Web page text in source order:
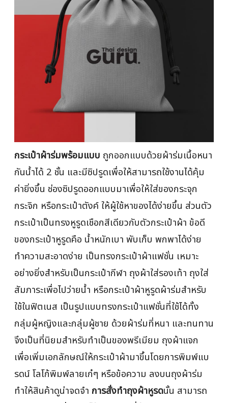
กระเป๋าผ้าร่มพร้อมแบบ ถูกออกแบบด้วยผ้าร่มเนื้อหนา
กันน้ำได้ 2 ชั้น และมีซิปรูดเพื่อให้สามารถใช้งานได้คุ้ม
ค่ายิ่งขึ้น ช่องซิปรูดออกแบบมาเพื่อให้ใส่ของกระจุก
กระจิก หรือกระเป๋าตังค์ ให้ผู้ใช้หาของได้ง่ายขึ้น ส่วนตัว
กระเป๋าเป็นทรงหูรูดเชือกสีเดียวกับตัวกระเป๋าผ้า ข้อดี
ของกระเป๋าหูรูดคือ น้ำหนักเบา พับเก็บ พกพาได้ง่าย
ทำความสะอาดง่าย เป็นทรงกระเป๋าผ้าแฟชั่น เหมาะ
อย่างยิ่งสำหรับเป็นกระเป๋ากีฬา ถุงผ้าใส่รองเท้า ถุงใส่
สัมภาระเพื่อไปว่ายน้ำ หรือกระเป๋าผ้าหูรูดผ้าร่มสำหรับ
ใช้ในฟิตเนส เป็นรูปแบบทรงกระเป๋าแฟชั่นที่ใช้ได้ทั้ง
กลุ่มผู้หญิงและกลุ่มผู้ชาย ด้วยผ้าร่มที่หนา และทนทาน
จึงเป็นที่นิยมสำหรับทำเป็นของพรีเมียม ถุงผ้าแจก
เพื่อเพิ่มเอกลักษณ์ให้กระเป๋าผ้ามาขึ้นโดยการพิมพ์แบ
รดน์ โลโก้พิมพ์ลายเก๋ๆ หรือข้อความ ลงบนถุงผ้าร่ม
ทำให้สินค้าดูน่าจดจำ การสั่งทำถุงผ้าหูรดนั้น สามารถ